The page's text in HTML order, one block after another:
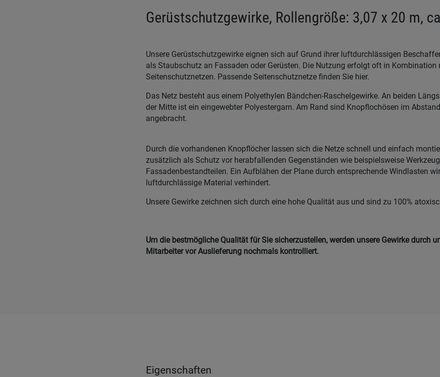
Gerüstschutzgewirke, Rollengröße: 3,07 x 20 m,
Unsere Gerüstschutzgewirke eignen sich auf Grund ihrer luftdurchlässigen
als Staubschutz an Fassaden oder Gerüsten. Die Nutzung erfolgt oft in Kombination
Seitenschutznetzen. Passende Seitenschutznetze finden Sie hier.
Das Netz besteht aus einem Polyethylen Bändchen-Raschelgewirke. An beiden
der Mitte ist ein eingewebter Polyestergarn. Am Rand sind Knopflochösen im
angebracht.
Durch die vorhandenen Knopflöcher lassen sich die Netze schnell und einfach
zusätzlich als Schutz vor herabfallenden Gegenständen wie beispielsweise
Fassadenbestandteilen. Ein Aufblähen der Plane durch entsprechende Windlasten
luftdurchlässige Material verhindert.
Unsere Gewirke zeichnen sich durch eine hohe Qualität aus und sind zu 100%
Um die bestmögliche Qualität für Sie sicherzustellen, werden unsere Gewirke durch
Mitarbeiter vor Auslieferung nochmals kontrolliert.
Eigenschaften